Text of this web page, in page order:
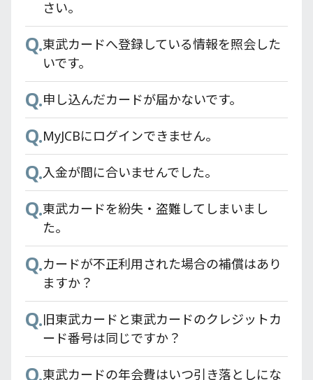
PASMO残高とPASMOオートチャージ機能
はどうなりますか？
PASMOオートチャージでの還元率はどうな
りますか？
Q.カード情報を確認したい
Q. Apple Pay、Google Pay はどうすれば登録
できますか？
Q.東武カードアプリの利用環境は何ですか？
Q.登録情報の確認/変更をしたい。
Q.東武カードアプリは有料ですか？
Q. 東武カードアプリとTOBU POINTアプリの
違いについて教えてください。
Q. 利用明細はいつ更新されますか？
Q.機種変更時に必要な対応はありますか？
Q.タブレットでも使用できますか？
さい。
Q.東武カードへ登録している情報を照会した
いです。
Q.申し込んだカードが届かないです。
Q.MyJCBにログインできません。
Q.入金が間に合いませんでした。
Q.東武カードを紛失・盗難してしまいまし
た。
Q.カードが不正利用された場合の補償はあり
ますか？
Q.旧東武カードと東武カードのクレジットカ
ード番号は同じですか？
Q.東武カードの年会費はいつ引き落としにな